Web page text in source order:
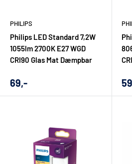
PHILIPS
Philips LED Standard 7,2W
1055lm 2700K E27 WGD
CRI90 Glas Mat Dæmpbar
Udsalgs
69,-